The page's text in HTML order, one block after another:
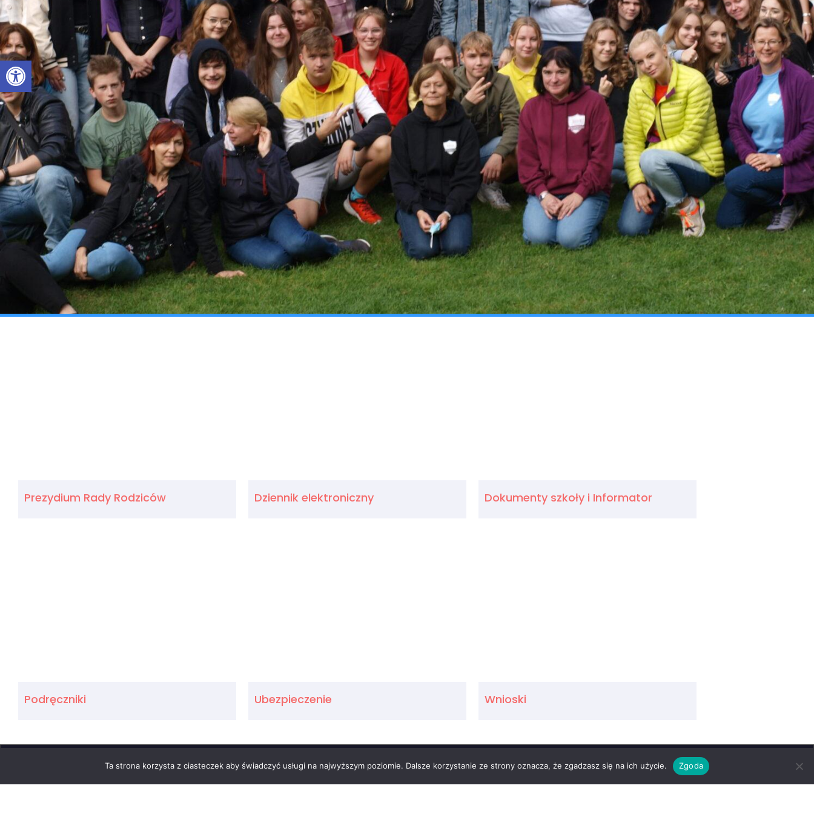
Otwórz pasek narzędzi
Prezydium Rady Rodziców Dziennik elektroniczny Dokumenty szkoły i Informator
Podręczniki Ubezpieczenie Wnioski
Liceum Ogólnokształcące
Ministerstwo Edukacji i Nauki
Kuratorium Oświaty w Katowicach
Urząd Miasta Radzionków
Biuletyn Informacji Publicznej
Ta strona korzysta z ciasteczek aby świadczyć usługi na najwyższym poziomie. Dalsze korzystanie ze strony oznacza, że zgadzasz się na ich użycie. Zgoda